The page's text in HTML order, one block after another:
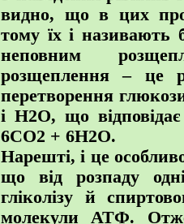
видно, що в цих
тому їх і називають
неповним
розщеплення – це
перетворення
і Н2О, що
6СО2 + 6Н2О.
Нарешті, і це
що від розпаду
гліколізу й
молекули АТФ.